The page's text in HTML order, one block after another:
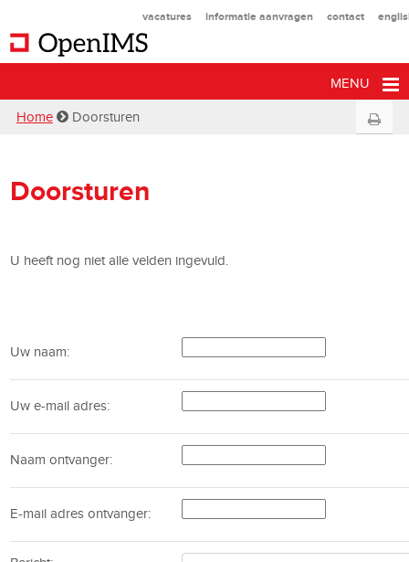
vacatures informatie aanvragen contact
MENU
Home Doorsturen
Doorsturen
U heeft nog niet alle velden ingevuld.
Uw naam:
Uw e-mail adres:
Naam ontvanger:
E-mail adres ontvanger: